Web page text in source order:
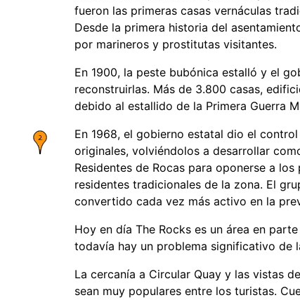
fueron las primeras casas vernáculas
Desde la primera historia del
por marineros y prostitutas visitantes.
En 1900, la peste bubónica estalló y el
reconstruirlas. Más de 3.800 casas,
debido al estallido de la Primera Guerra
En 1968, el gobierno estatal dio el
originales, volviéndolos a desarrollar
Residentes de Rocas para oponerse a
residentes tradicionales de la zona. El
convertido cada vez más activo en la
Hoy en día The Rocks es un área en
todavía hay un problema significativo de
La cercanía a Circular Quay y las vistas
sean muy populares entre los turistas.